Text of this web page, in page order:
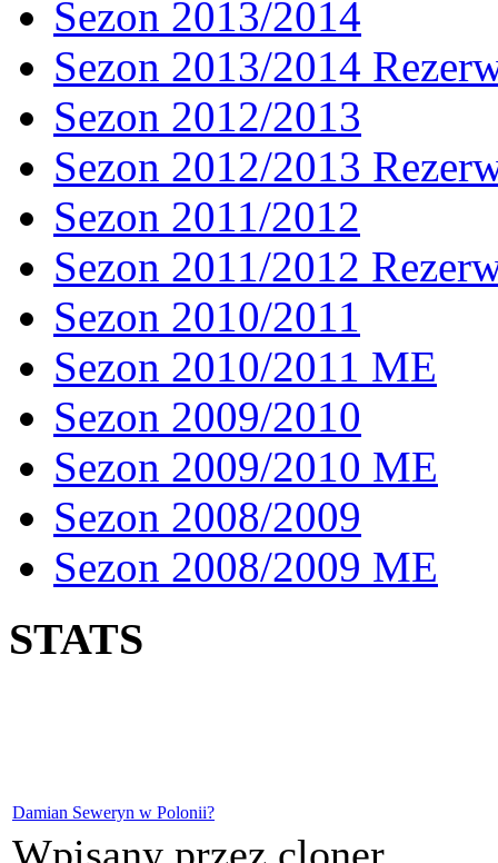
Sezon 2013/2014
Sezon 2013/2014
Sezon 2012/2013
Sezon 2012/2013
Sezon 2011/2012
Sezon 2011/2012
Sezon 2010/2011
Sezon 2010/2011 ME
Sezon 2009/2010
Sezon 2009/2010 ME
Sezon 2008/2009
Sezon 2008/2009 ME
STATS
Damian Seweryn w Polonii?